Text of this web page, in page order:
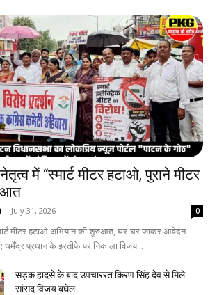
में “स्मार्ट मीटर हटाओ, पुराने मीटर
- July 31, 2026 0
मीटर हटाओ अभियान की शुरुआत, घर-घर जाकर आवेदन
धर्मेंद्र प्रधान के इस्तीफे पर निकाला विजय...
सड़क हादसे के बाद उपचाररत किरण सिंह देव से मिले
सांसद विजय बघेल